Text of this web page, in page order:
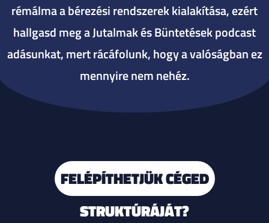
rémálma a bérezési rendszerek kialakítása, ezért
hallgasd meg a Jutalmak és Büntetések podcast
adásunkat, mert rácáfolunk, hogy a valóságban ez
mennyire nem nehéz.
FELÉPÍTHETJÜK CÉGED
STRUKTÚRÁJÁT?